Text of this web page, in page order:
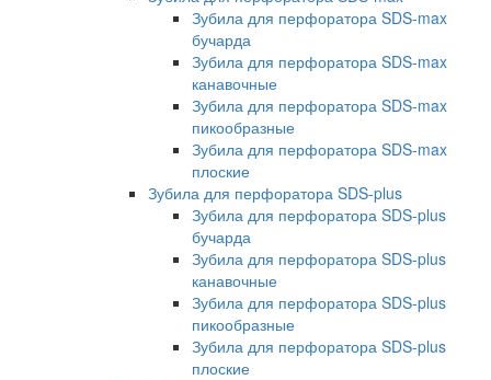
Зубила для перфоратора SDS-max
бучарда
Зубила для перфоратора SDS-max
канавочные
Зубила для перфоратора SDS-max
пикообразные
Зубила для перфоратора SDS-max
плоские
Зубила для перфоратора SDS-plus
Зубила для перфоратора SDS-plus
бучарда
Зубила для перфоратора SDS-plus
канавочные
Зубила для перфоратора SDS-plus
пикообразные
Зубила для перфоратора SDS-plus
плоские